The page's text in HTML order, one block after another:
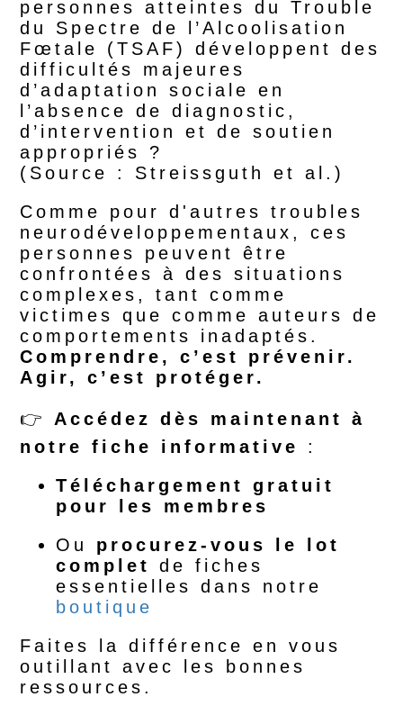
personnes atteintes du Trouble
du Spectre de l’Alcoolisation
Fœtale (TSAF) développent des
difficultés majeures
d’adaptation sociale en
l’absence de diagnostic,
d’intervention et de soutien
appropriés ?
(Source : Streissguth et al.)
Comme pour d'autres troubles
neurodéveloppementaux, ces
personnes peuvent être
confrontées à des situations
complexes, tant comme
victimes que comme auteurs de
comportements inadaptés.
Comprendre, c’est prévenir.
Agir, c’est protéger.
👉 Accédez dès maintenant à
notre fiche informative
:
Téléchargement gratuit
pour les membres
Ou procurez-vous le lot
complet
de fiches
essentielles dans notre
boutique
Faites la différence en vous
outillant avec les bonnes
ressources.